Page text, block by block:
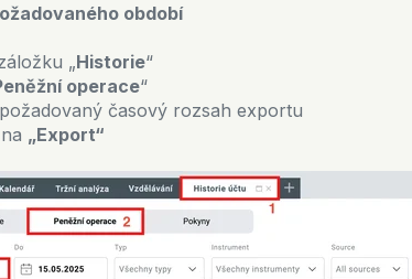
období
„Historie“
operace“
časový rozsah exportu
„Export“